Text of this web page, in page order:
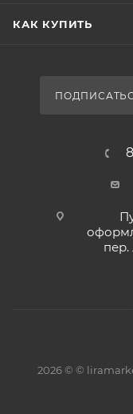
КАК КУПИТЬ
пер.
2026 © ©